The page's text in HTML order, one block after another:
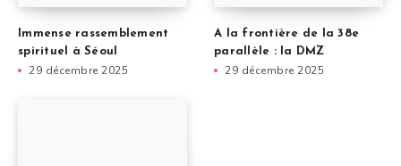
Immense rassemblement
spirituel à Séoul
29 décembre 2025
A la frontière de la 38e
parallèle : la DMZ
29 décembre 2025